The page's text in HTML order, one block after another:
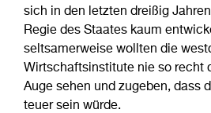
sich in den letzten dreißig
Regie des Staates kaum
seltsamerweise wollten die
Wirtschaftsinstitute nie so recht
Auge sehen und zugeben, dass
teuer sein würde.